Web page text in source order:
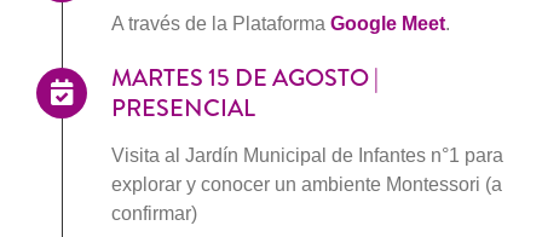
A través de la Plataforma Google Meet.
MARTES 15 DE AGOSTO |
PRESENCIAL
Visita al Jardín Municipal de Infantes n°1 para
explorar y conocer un ambiente Montessori (a
confirmar)